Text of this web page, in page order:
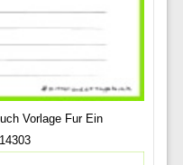
Vorlage Fur Ein